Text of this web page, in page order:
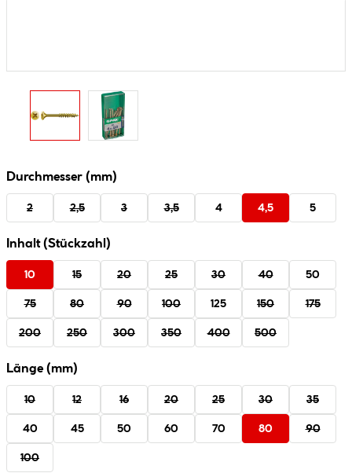
Durchmesser (mm)
2 2,5 3 3,5 4 4,5 5
Inhalt (Stückzahl)
10 15 20 25 30 40 50
75 80 90 100 125 150 175
200 250 300 350 400 500
Länge (mm)
10 12 16 20 25 30 35
40 45 50 60 70 80 90
100